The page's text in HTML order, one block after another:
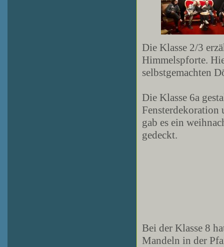
Die Klasse 2/3
Himmelspforte.
selbstgemachten
Die Klasse 6a
Fensterdekoration
gab es ein
gedeckt.
Bei der Klasse 8
Mandeln in der